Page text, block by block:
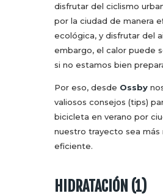
disfrutar del ciclismo
por la ciudad de manera
ecológica, y disfrutar del
embargo, el calor puede
si no estamos bien
Por eso, desde Ossby
valiosos consejos (tips)
bicicleta en verano por
nuestro trayecto sea más
eficiente.
HIDRATACIÓN (1)